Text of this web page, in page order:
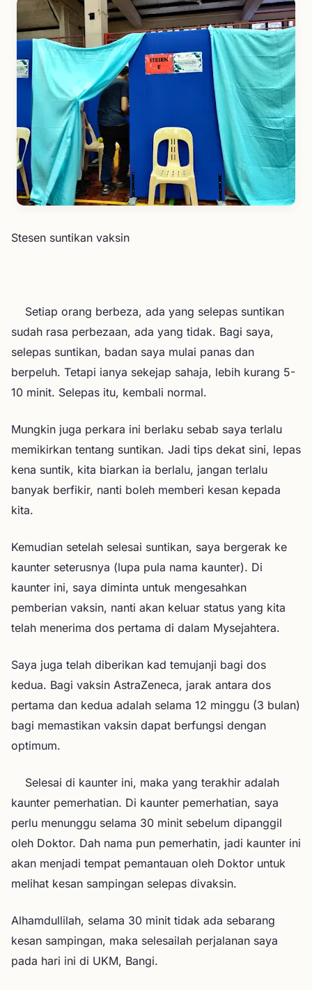
Stesen suntikan vaksin
Setiap orang berbeza, ada yang selepas suntikan
sudah rasa perbezaan, ada yang tidak. Bagi saya,
selepas suntikan, badan saya mulai panas dan
berpeluh. Tetapi ianya sekejap sahaja, lebih kurang 5-
10 minit. Selepas itu, kembali normal.
Mungkin juga perkara ini berlaku sebab saya terlalu
memikirkan tentang suntikan. Jadi tips dekat sini, lepas
kena suntik, kita biarkan ia berlalu, jangan terlalu
banyak berfikir, nanti boleh memberi kesan kepada
kita.
Kemudian setelah selesai suntikan, saya bergerak ke
kaunter seterusnya (lupa pula nama kaunter). Di
kaunter ini, saya diminta untuk mengesahkan
pemberian vaksin, nanti akan keluar status yang kita
telah menerima dos pertama di dalam Mysejahtera.
Saya juga telah diberikan kad temujanji bagi dos
kedua. Bagi vaksin AstraZeneca, jarak antara dos
pertama dan kedua adalah selama 12 minggu (3 bulan)
bagi memastikan vaksin dapat berfungsi dengan
optimum.
Selesai di kaunter ini, maka yang terakhir adalah
kaunter pemerhatian. Di kaunter pemerhatian, saya
perlu menunggu selama 30 minit sebelum dipanggil
oleh Doktor. Dah nama pun pemerhatin, jadi kaunter ini
akan menjadi tempat pemantauan oleh Doktor untuk
melihat kesan sampingan selepas divaksin.
Alhamdullilah, selama 30 minit tidak ada sebarang
kesan sampingan, maka selesailah perjalanan saya
pada hari ini di UKM, Bangi.